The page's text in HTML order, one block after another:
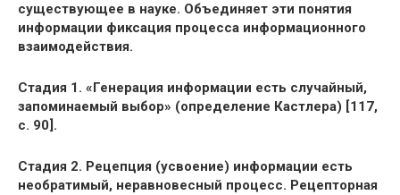
существующее в науке. Объединяет эти понятия
информации фиксация процесса информационного
взаимодействия.
Стадия 1. «Генерация информации есть случайный,
запоминаемый выбор» (определение Кастлера) [117,
с. 90].
Стадия 2. Рецепция (усвоение) информации есть
необратимый, неравновесный процесс. Рецепторная